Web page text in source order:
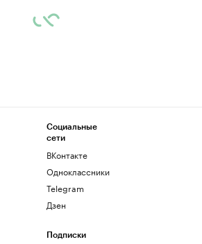
Социальные
сети
ВКонтакте
Одноклассники
Telegram
Дзен
Подписки